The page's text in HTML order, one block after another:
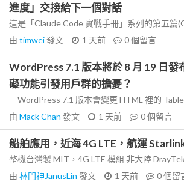
進度」交接給下一個對話
這是「Claude Code 實戰手冊」系列的第五篇
由 timwei發文 1 天前 0個留言
WordPress 7.1 版本將於 8 月 19 日發
礙功能引發用戶群的擔憂？
WordPress 7.1 版本會變更 HTML 裡的
由 Mack Chan 發文 1 天前 0個留言
船舶應用，近海 4G LTE，航運
整機台灣製 MIT，4G LTE 模組 非大陸
由 林門神JanusLin 發文 1 天前 0個留